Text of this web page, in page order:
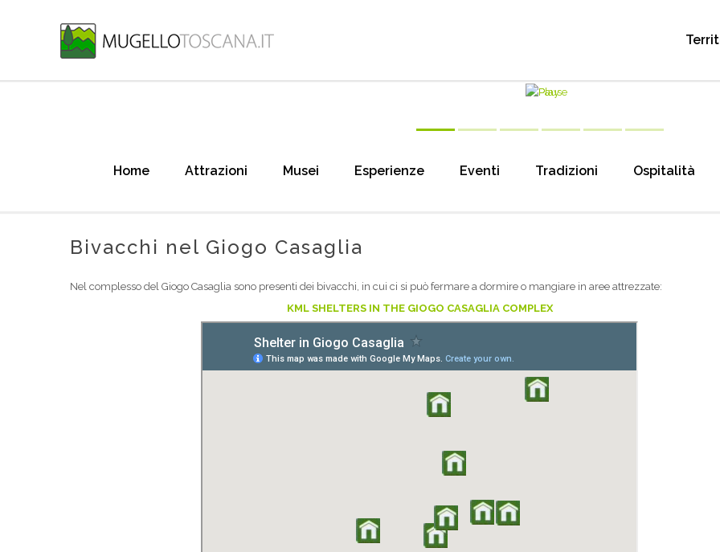
Home Attrazioni Musei Esperienze Eventi Tradizioni Ospitalità
Bivacchi nel Giogo Casaglia
Nel complesso del Giogo Casaglia sono presenti dei bivacchi, in cui ci si può fermare a dormire o mangiare in aree attrezzate:
KML SHELTERS IN THE GIOGO CASAGLIA COMPLEX